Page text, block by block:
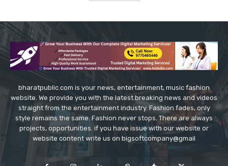
bharatpublic.com is your news, entertainment, music fashion
website. We provide you with the latest breaking news and videos
straight from the entertainment industry. Fashion fades, only
style remains the same. Fashion never stops. There are always
projects, opportunities. if you have issue with our website or
website content write us on bigsoftcompany@gmail